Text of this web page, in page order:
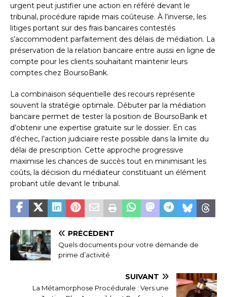
urgent peut justifier une action en référé devant le
tribunal, procédure rapide mais coûteuse. À l’inverse, les
litiges portant sur des frais bancaires contestés
s’accommodent parfaitement des délais de médiation. La
préservation de la relation bancaire entre aussi en ligne de
compte pour les clients souhaitant maintenir leurs
comptes chez BoursoBank.
La combinaison séquentielle des recours représente
souvent la stratégie optimale. Débuter par la médiation
bancaire permet de tester la position de BoursoBank et
d’obtenir une expertise gratuite sur le dossier. En cas
d’échec, l’action judiciaire reste possible dans la limite du
délai de prescription. Cette approche progressive
maximise les chances de succès tout en minimisant les
coûts, la décision du médiateur constituant un élément
probant utile devant le tribunal.
PRÉCÉDENT
Quels documents pour votre demande de
prime d’activité
SUIVANT
La Métamorphose Procédurale : Vers une